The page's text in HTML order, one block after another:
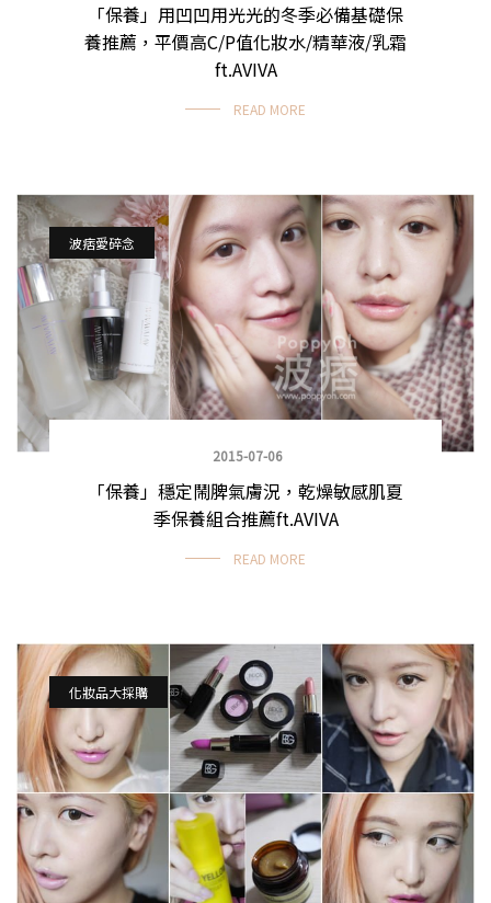
保養省錢攻略
「保養」用凹凹用光光的冬季必備基礎保
養推薦，平價高C/P值化妝水/精華液/乳霜
ft.AVIVA
READ MORE
波痞愛碎念
2015-07-06
「保養」穩定鬧脾氣膚況，乾燥敏感肌夏
季保養組合推薦ft.AVIVA
READ MORE
化妝品大採購